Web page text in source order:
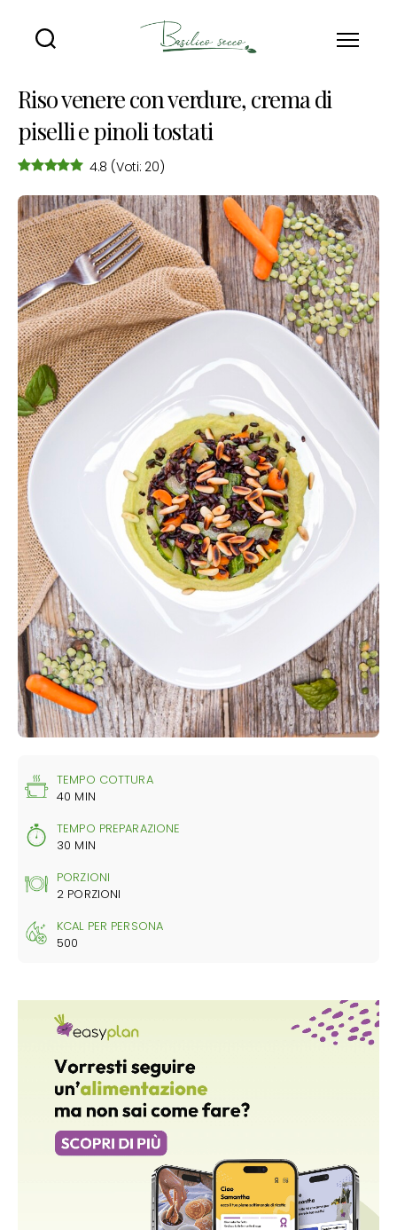
Riso venere con verdure, crema di
piselli e pinoli tostati
4.8 (Voti: 20)
TEMPO COTTURA
40 MIN
TEMPO PREPARAZIONE
30 MIN
PORZIONI
2 PORZIONI
KCAL PER PERSONA
500